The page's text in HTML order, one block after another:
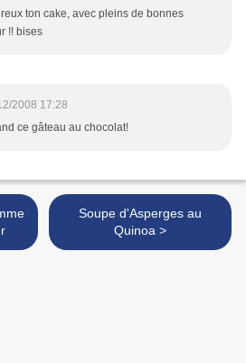
ton cake, avec pleins de bonnes
!! bises
2008 17:28
ce gâteau au chocolat!
Soupe d'Asperges au
Quinoa >